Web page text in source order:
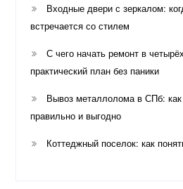
Входные двери с зеркалом:
встречается со стилем
С чего начать ремонт в
практический план без паники
Вывоз металлолома в СПб:
правильно и выгодно
Коттеджный поселок: как